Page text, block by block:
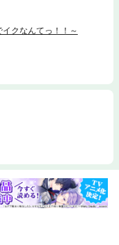
クなんてっ！！～